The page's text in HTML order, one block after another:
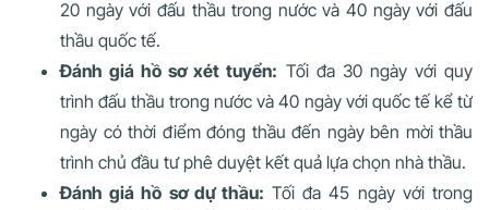
20 ngày với đấu thầu trong nước và 40 ngày với đấu
thầu quốc tế.
Đánh giá hồ sơ xét tuyển: Tối đa 30 ngày với quy
trình đấu thầu trong nước và 40 ngày với quốc tế kể từ
ngày có thời điểm đóng thầu đến ngày bên mời thầu
trình chủ đầu tư phê duyệt kết quả lựa chọn nhà thầu.
Đánh giá hồ sơ dự thầu: Tối đa 45 ngày với trong